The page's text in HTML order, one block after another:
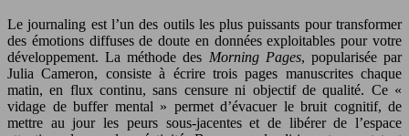
Le journaling est l’un des outils les plus puissants pour transformer
des émotions diffuses de doute en données exploitables pour votre
développement. La méthode des Morning Pages, popularisée par
Julia Cameron, consiste à écrire trois pages manuscrites chaque
matin, en flux continu, sans censure ni objectif de qualité. Ce «
vidage de buffer mental » permet d’évacuer le bruit cognitif, de
mettre au jour les peurs sous-jacentes et de libérer de l’espace